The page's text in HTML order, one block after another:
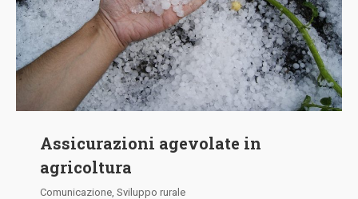
Assicurazioni agevolate in
agricoltura
Comunicazione Sviluppo rurale